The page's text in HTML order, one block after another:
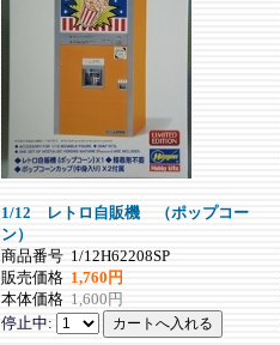
1/12 レトロ自販機 （ポップコー
ン）
商品番号 1/12H62208SP
販売価格 1,760円
本体価格 1,600円
停止中: